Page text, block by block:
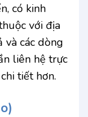
có kinh
với địa
và các dòng
liên hệ trực
tiết hơn.